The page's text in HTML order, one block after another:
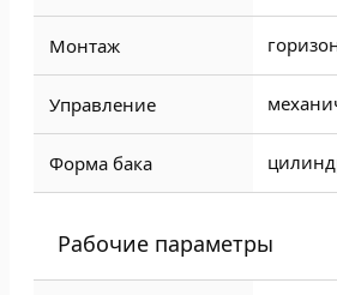
Монтаж
Управление
Форма бака
Рабочие параметры